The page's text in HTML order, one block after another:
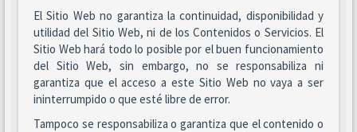
El Sitio Web no garantiza la continuidad, disponibilidad y
utilidad del Sitio Web, ni de los Contenidos o Servicios. El
Sitio Web hará todo lo posible por el buen funcionamiento
del Sitio Web, sin embargo, no se responsabiliza ni
garantiza que el acceso a este Sitio Web no vaya a ser
ininterrumpido o que esté libre de error.
Tampoco se responsabiliza o garantiza que el contenido o